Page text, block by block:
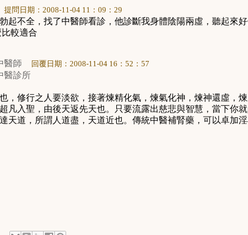
提問日期： 2008-11-04 11 ： 09 ： 29
起不全，找了中醫師看診，他診斷我身體陰陽兩虛，聽起來
較適合
醫師 回覆日期： 2008-11-04 16 ： 52 ： 57
醫診所
，修行之人要淡欲，接著煉精化氣，煉氣化神，煉神還虛，
凡入聖，由後天返先天也。只要流露出慈悲與智慧，當下你
天道，所謂人道盡，天道近也。傳統中醫補腎藥，可以卓加